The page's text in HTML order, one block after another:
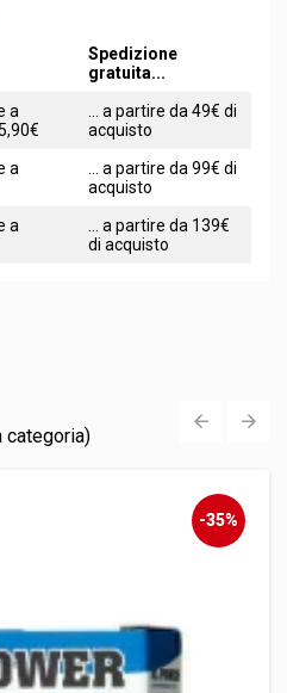
Spedizione
gratuita...
a
... a partire da 49€ di
acquisto
a
... a partire da 99€ di
acquisto
a
... a partire da 139€
di acquisto
-35%